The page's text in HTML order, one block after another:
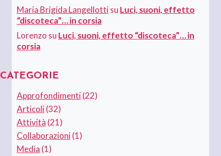
Maria Brigida Langellottisu Luci, suoni, effetto
“discoteca”… in corsia
Lorenzo su Luci, suoni, effetto “discoteca”… in
corsia
CATEGORIE
Approfondimenti(22)
Articoli(32)
Attività (21)
Collaborazioni(1)
Media (1)